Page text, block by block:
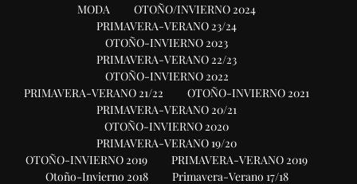
MODA
OTOÑO/INVIERNO 2024
PRIMAVERA-VERANO 23/24
OTOÑO-INVIERNO 2023
PRIMAVERA-VERANO 22/23
OTOÑO-INVIERNO 2022
PRIMAVERA-VERANO 21/22
OTOÑO-INVIERNO 2021
PRIMAVERA-VERANO 20/21
OTOÑO-INVIERNO 2020
PRIMAVERA-VERANO 19/20
OTOÑO-INVIERNO 2019
PRIMAVERA-VERANO 2019
Otoño-Invierno 2018
Primavera-Verano 17/18